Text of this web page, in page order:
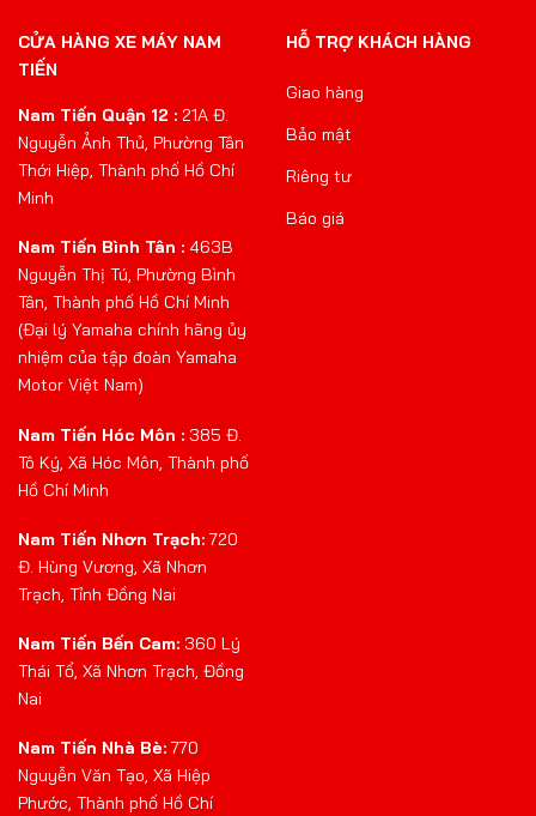
CỬA HÀNG XE MÁY NAM
TIẾN
Nam Tiến Quận 12 : 21A Đ.
Nguyễn Ảnh Thủ, Phường Tân
Thới Hiệp, Thành phố Hồ Chí
Minh
Nam Tiến Bình Tân : 463B
Nguyễn Thị Tú, Phường Bình
Tân, Thành phố Hồ Chí Minh
(Đại lý Yamaha chính hãng ủy
nhiệm của tập đoàn Yamaha
Motor Việt Nam)
Nam Tiến Hóc Môn : 385 Đ.
Tô Ký, Xã Hóc Môn, Thành phố
Hồ Chí Minh
Nam Tiến Nhơn Trạch: 720
Đ. Hùng Vương, Xã Nhơn
Trạch, Tỉnh Đồng Nai
Nam Tiến Bến Cam: 360 Lý
Thái Tổ, Xã Nhơn Trạch, Đồng
Nai
Nam Tiến Nhà Bè: 770
Nguyễn Văn Tạo, Xã Hiệp
Phước, Thành phố Hồ Chí
HỖ TRỢ KHÁCH HÀNG
Giao hàng
Bảo mật
Riêng tư
Báo giá